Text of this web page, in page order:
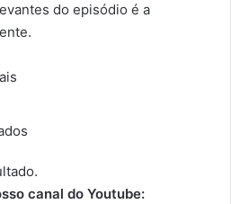
do episódio é a
canal do Youtube: